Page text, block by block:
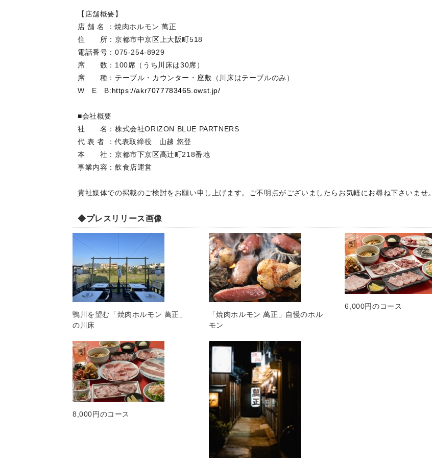
【店舗概要】
店 舗 名 ：焼肉ホルモン 萬正
住 所：京都市中京区上大阪町518
電話番号：075-254-8929
席 数：100席（うち川床は30席）
席 種：テーブル・カウンター・座敷（川床はテーブルのみ）
W E B:https://akr7077783465.owst.jp/
■会社概要
社 名：株式会社ORIZON BLUE PARTNERS
代 表 者 ：代表取締役 山越 悠登
本 社：京都市下京区高辻町218番地
事業内容：飲食店運営
貴社媒体での掲載のご検討をお願い申し上げます。ご不明点がございましたらお気軽にお尋ね下さいませ。
◆プレスリリース画像
鴨川を望む「焼肉ホルモン 萬正」
の川床
「焼肉ホルモン 萬正」自慢のホル
モン
6,000円のコース
8,000円のコース